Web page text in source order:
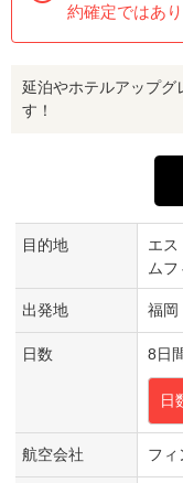
約確定ではあ
延泊やホテルアップグ
す！
目的地
エス
ム
出発地 福岡
日数 8日
日
航空会社 フィ